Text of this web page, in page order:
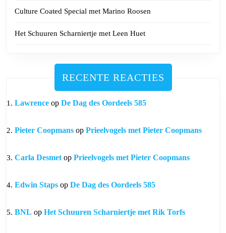
Culture Coated Special met Marino Roosen
Het Schuuren Scharniertje met Leen Huet
RECENTE REACTIES
Lawrence op De Dag des Oordeels 585
Pieter Coopmans op Prieelvogels met Pieter Coopmans
Carla Desmet op Prieelvogels met Pieter Coopmans
Edwin Staps op De Dag des Oordeels 585
BNL op Het Schuuren Scharniertje met Rik Torfs